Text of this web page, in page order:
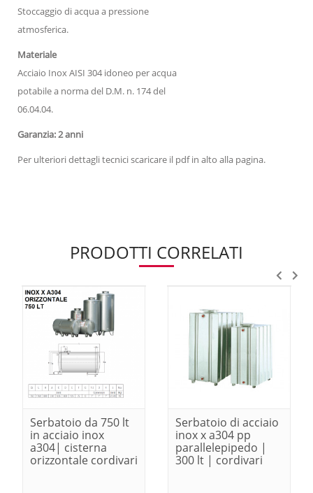
Stoccaggio di acqua a pressione
atmosferica.
Materiale
Acciaio Inox AISI 304 idoneo per acqua
potabile a norma del D.M. n. 174 del
06.04.04.
Garanzia: 2 anni
Per ulteriori dettagli tecnici scaricare il pdf in alto alla pagina.
PRODOTTI CORRELATI
Serbatoio da 750 lt
in acciaio inox
a304| cisterna
orizzontale cordivari
Serbatoio di acciaio
inox x a304 pp
parallelepipedo |
300 lt | cordivari